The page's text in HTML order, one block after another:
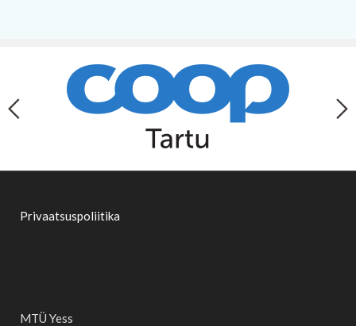
Privaatsuspoliitika
MTÜ Yess